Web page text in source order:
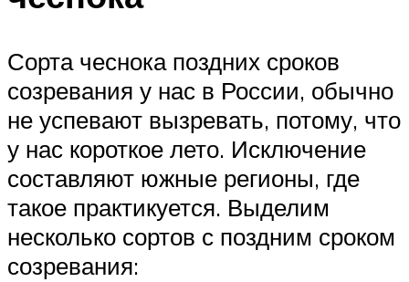
Сорта чеснока поздних сроков
созревания у нас в России, обычно
не успевают вызревать, потому, что
у нас короткое лето. Исключение
составляют южные регионы, где
такое практикуется. Выделим
несколько сортов с поздним сроком
созревания: